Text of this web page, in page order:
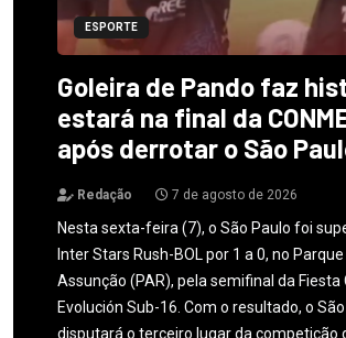
ESPORTE
Goleira de Pando faz
estará na final da
após derrotar o São
Redação 7 de agosto de 2026
Nesta sexta-feira (7), o São Paulo foi
Inter Stars Rush-BOL por 1 a 0, no
Assunção (PAR), pela semifinal da Fiesta
Evolución Sub-16. Com o resultado, o
disputará o terceiro lugar da competição